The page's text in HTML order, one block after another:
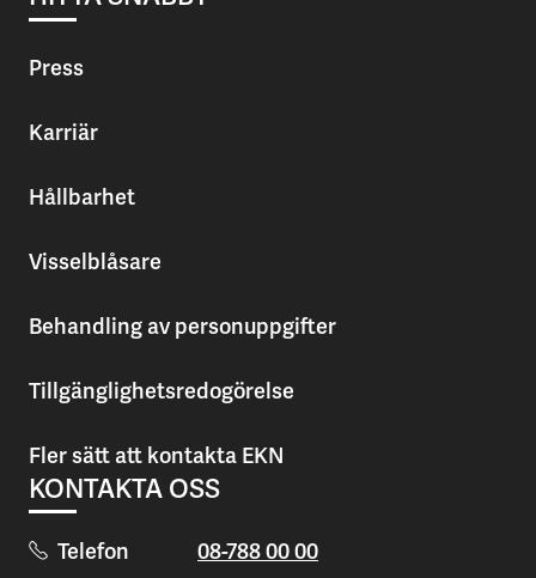
Press
Karriär
Hållbarhet
Visselblåsare
Behandling av personuppgifter
Tillgänglighetsredogörelse
Fler sätt att kontakta EKN
KONTAKTA OSS
Telefon 08-788 00 00